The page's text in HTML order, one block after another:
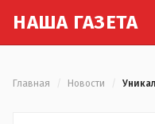
НАША ГАЗЕТА
Главная Новости